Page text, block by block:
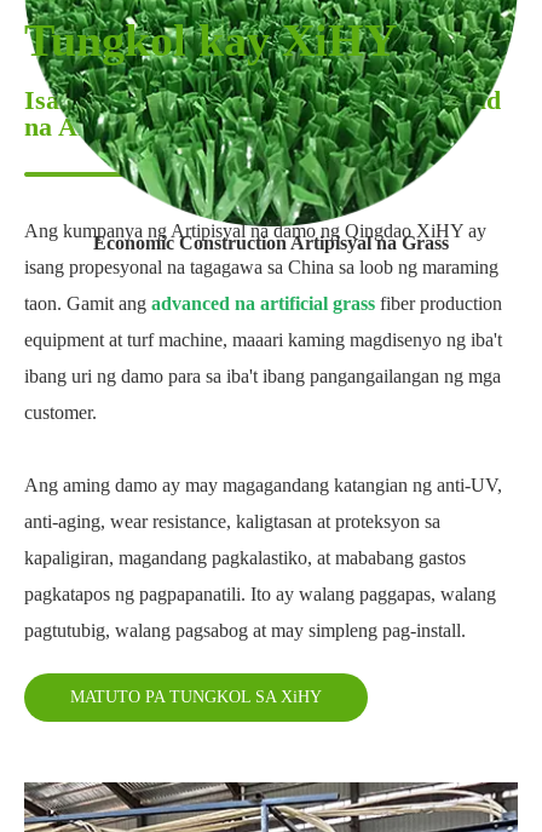
Economic Construction Artipisyal na Grass
Tungkol kay XiHY
Isang Ekspertong Provider ng De-kalidad
na Artipisyal na Turf
Ang kumpanya ng Artipisyal na damo ng Qingdao XiHY ay
isang propesyonal na tagagawa sa China sa loob ng maraming
taon. Gamit ang advanced na artificial grass fiber production
equipment at turf machine, maaari kaming magdisenyo ng iba't
ibang uri ng damo para sa iba't ibang pangangailangan ng mga
customer.
Ang aming damo ay may magagandang katangian ng anti-UV,
anti-aging, wear resistance, kaligtasan at proteksyon sa
kapaligiran, magandang pagkalastiko, at mababang gastos
pagkatapos ng pagpapanatili. Ito ay walang paggapas, walang
pagtutubig, walang pagsabog at may simpleng pag-install.
MATUTO PA TUNGKOL SA XiHY